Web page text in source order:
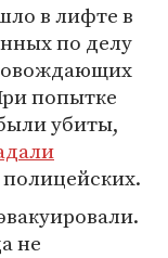
в лифте в
по делу
попытке
убиты,
не